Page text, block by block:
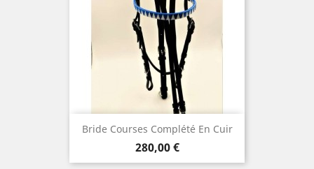
Bride Courses Complété En Cuir
Prix
280,00 €